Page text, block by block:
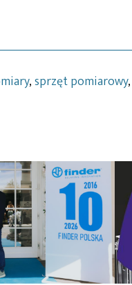
,sprzęt pomiarowy,